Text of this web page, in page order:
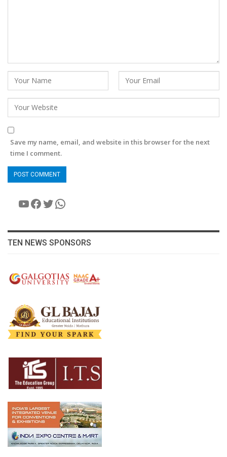
Save my name, email, and website in this browser for the next
time I comment.
YouTube
Facebook
Twitter
WhatsApp
TEN NEWS SPONSORS